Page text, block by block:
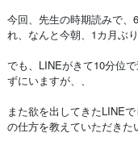
今回、先生の時期読みで
れ、なんと今朝、1カ月ぶ
でも、LINEがきて10分位
ずにいますが、、
また欲を出してきたLINE
の仕方を教えていただきた